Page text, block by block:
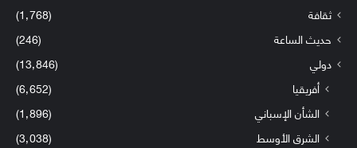
ثقافة
(1٬768)
حديث الساعة
(246)
دولي
(13٬846)
أفريقيا
(6٬652)
الشأن الإسباني
(1٬896)
الشرق الأوسط
(3٬038)